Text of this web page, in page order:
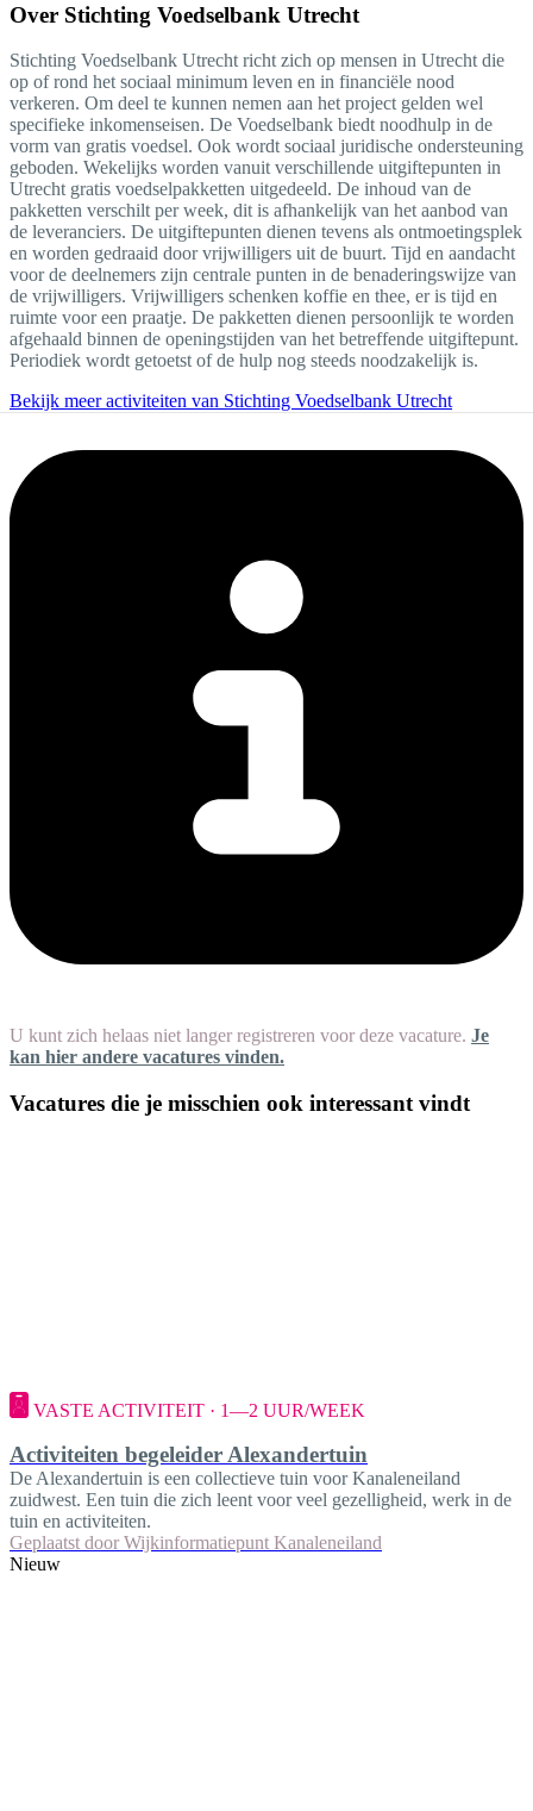
Over Stichting Voedselbank Utrecht
Stichting Voedselbank Utrecht richt zich op mensen in Utrecht die
op of rond het sociaal minimum leven en in financiële nood
verkeren. Om deel te kunnen nemen aan het project gelden wel
specifieke inkomenseisen. De Voedselbank biedt noodhulp in de
vorm van gratis voedsel. Ook wordt sociaal juridische ondersteuning
geboden. Wekelijks worden vanuit verschillende uitgiftepunten in
Utrecht gratis voedselpakketten uitgedeeld. De inhoud van de
pakketten verschilt per week, dit is afhankelijk van het aanbod van
de leveranciers. De uitgiftepunten dienen tevens als ontmoetingsplek
en worden gedraaid door vrijwilligers uit de buurt. Tijd en aandacht
voor de deelnemers zijn centrale punten in de benaderingswijze van
de vrijwilligers. Vrijwilligers schenken koffie en thee, er is tijd en
ruimte voor een praatje. De pakketten dienen persoonlijk te worden
afgehaald binnen de openingstijden van het betreffende uitgiftepunt.
Periodiek wordt getoetst of de hulp nog steeds noodzakelijk is.
Bekijk meer activiteiten van Stichting Voedselbank Utrecht
U kunt zich helaas niet langer registreren voor deze vacature. Je
kan hier andere vacatures vinden.
Vacatures die je misschien ook interessant vindt
VASTE ACTIVITEIT · 1—2 UUR/WEEK
Activiteiten begeleider Alexandertuin
De Alexandertuin is een collectieve tuin voor Kanaleneiland
zuidwest. Een tuin die zich leent voor veel gezelligheid, werk in de
tuin en activiteiten.
Geplaatst door Wijkinformatiepunt Kanaleneiland
Nieuw